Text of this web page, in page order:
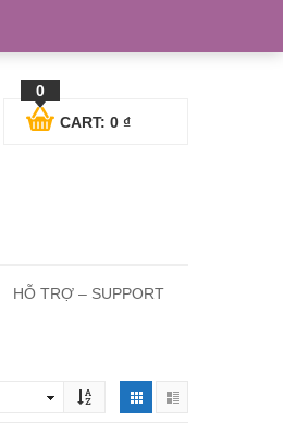
0
CART: 0 ₫
HỖ TRỢ – SUPPORT